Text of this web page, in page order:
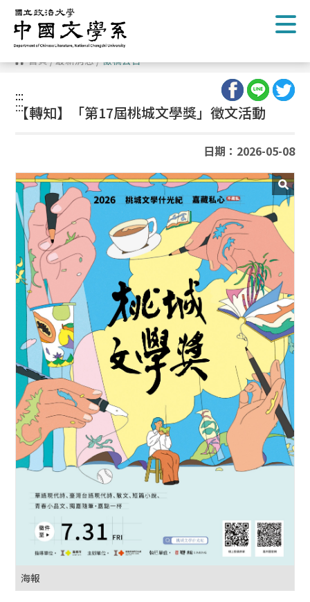
跳
到
主
要
內
容 首頁/最新消息/徵稿公告
:::
:::
【轉知】「第17屆桃城文學獎」徵文活動
日期：2026-05-08
海報